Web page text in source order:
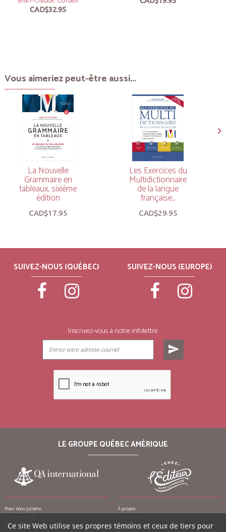
CAD$32.95
Vous aimeriez peut-être aussi...
La Nouvelle
Grammaire en
tableaux, sixième
édition
CAD$17.95
Les Exercices du
Multidictionnaire
de la langue
française...
CAD$29.95
SUIVEZ-NOUS (QUÉBEC) SUIVEZ-NOUS (EUROPE)
Inscrivez-vous à notre infolettre
send
LE GROUPE QUÉBEC AMÉRIQUE
Pour nous joindre
Emplois
À propos
Crédits
Ce site Web utilise ses propres témoins et ceux de tiers pour